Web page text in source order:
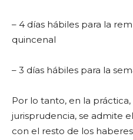
– 4 días hábiles para la
quincenal
– 3 días hábiles para la
Por lo tanto, en la
jurisprudencia, se admite
con el resto de los